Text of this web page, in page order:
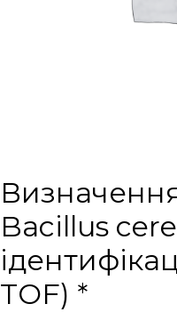
Визначення
Bacillus
TOF) *